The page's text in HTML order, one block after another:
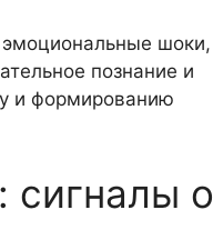
эмоциональные шоки,
познание и
и формированию
сигналы о